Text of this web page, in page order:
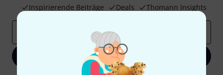
Inspirierende Beiträge
Deals Thomann Insights
Jetzt anmelden